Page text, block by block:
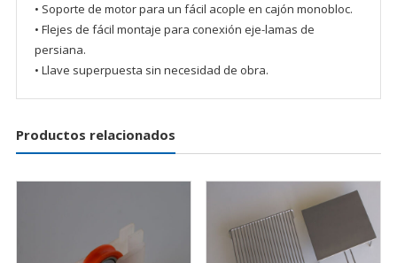
• Soporte de motor para un fácil acople en cajón monobloc.
• Flejes de fácil montaje para conexión eje-lamas de
persiana.
• Llave superpuesta sin necesidad de obra.
Productos relacionados